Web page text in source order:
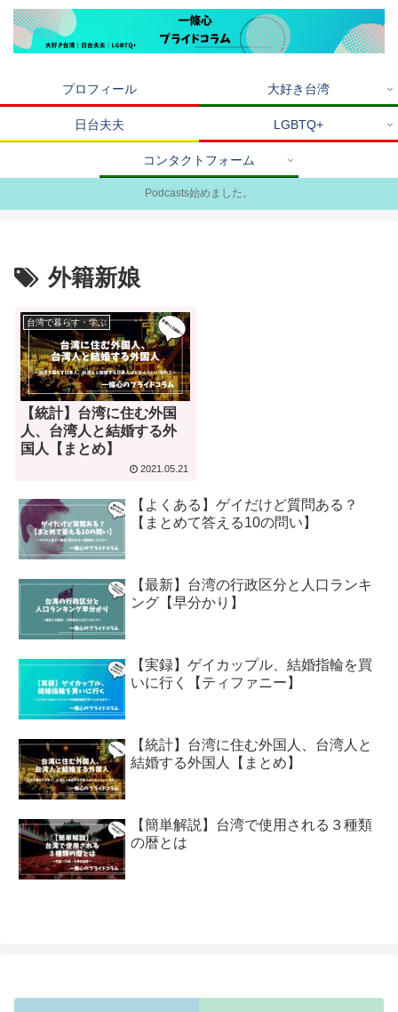
プロフィール 大好き台湾
日台夫夫 LGBTQ+
コンタクトフォーム
Podcasts始めました。
外籍新娘
台湾で暮らす・学ぶ
【統計】台湾に住む外国
人、台湾人と結婚する外
国人【まとめ】
2021.05.21
【よくある】ゲイだけど質問ある？
【まとめて答える10の問い】
【最新】台湾の行政区分と人口ランキ
ング【早分かり】
【実録】ゲイカップル、結婚指輪を買
いに行く【ティファニー】
【統計】台湾に住む外国人、台湾人と
結婚する外国人【まとめ】
【簡単解説】台湾で使用される３種類
の暦とは